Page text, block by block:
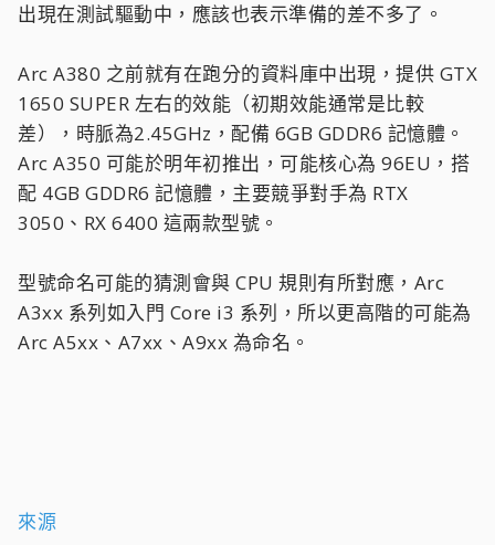
出現在測試驅動中，應該也表示準備的差不多了。
Arc A380 之前就有在跑分的資料庫中出現，提供 GTX
1650 SUPER 左右的效能（初期效能通常是比較
差），時脈為2.45GHz，配備 6GB GDDR6 記憶體。
Arc A350 可能於明年初推出，可能核心為 96EU，搭
配 4GB GDDR6 記憶體，主要競爭對手為 RTX
3050、RX 6400 這兩款型號。
型號命名可能的猜測會與 CPU 規則有所對應，Arc
A3xx 系列如入門 Core i3 系列，所以更高階的可能為
Arc A5xx、A7xx、A9xx 為命名。
來源